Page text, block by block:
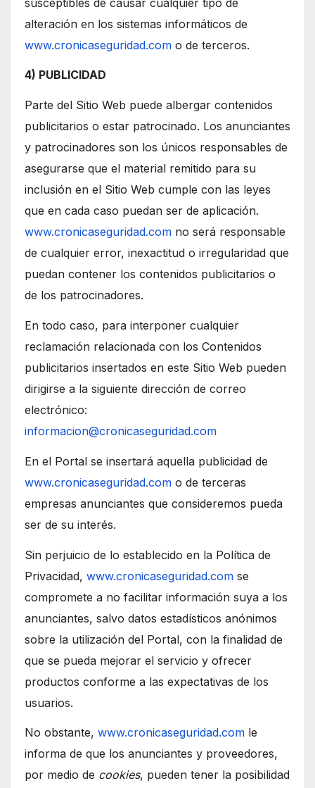
alteración en los sistemas informáticos de
www.cronicaseguridad.com o de terceros.
4) PUBLICIDAD
Parte del Sitio Web puede albergar contenidos
publicitarios o estar patrocinado. Los anunciantes
y patrocinadores son los únicos responsables de
asegurarse que el material remitido para su
inclusión en el Sitio Web cumple con las leyes
que en cada caso puedan ser de aplicación.
www.cronicaseguridad.com no será responsable
de cualquier error, inexactitud o irregularidad que
puedan contener los contenidos publicitarios o
de los patrocinadores.
En todo caso, para interponer cualquier
reclamación relacionada con los Contenidos
publicitarios insertados en este Sitio Web pueden
dirigirse a la siguiente dirección de correo
electrónico:
informacion@cronicaseguridad.com
En el Portal se insertará aquella publicidad de
www.cronicaseguridad.com o de terceras
empresas anunciantes que consideremos pueda
ser de su interés.
Sin perjuicio de lo establecido en la Política de
Privacidad, www.cronicaseguridad.com se
compromete a no facilitar información suya a los
anunciantes, salvo datos estadísticos anónimos
sobre la utilización del Portal, con la finalidad de
que se pueda mejorar el servicio y ofrecer
productos conforme a las expectativas de los
usuarios.
No obstante, www.cronicaseguridad.com le
informa de que los anunciantes y proveedores,
por medio de cookies, pueden tener la posibilidad